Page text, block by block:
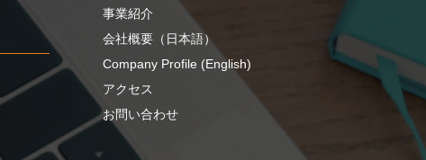
事業紹介
会社概要（日本語）
Company Profile (English)
アクセス
お問い合わせ